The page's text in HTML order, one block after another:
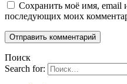
Сохранить моё имя, email
последующих моих
Поиск
Search for: